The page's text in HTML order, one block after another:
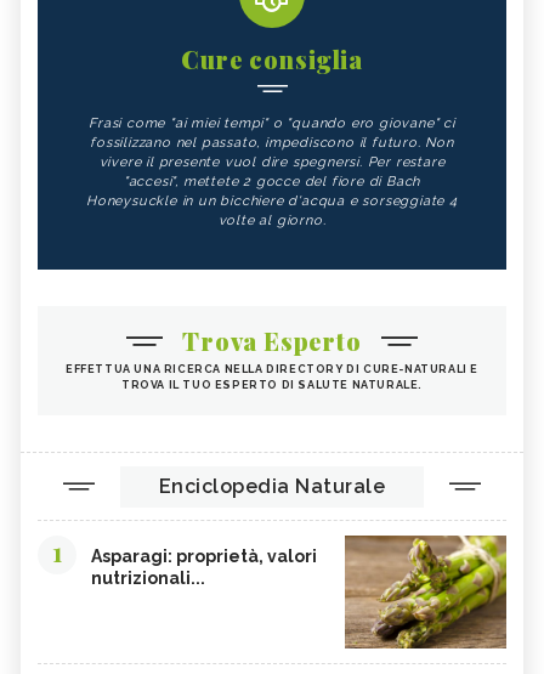
Cure consiglia
Frasi come "ai miei tempi" o "quando ero giovane" ci
fossilizzano nel passato, impediscono il futuro. Non
vivere il presente vuol dire spegnersi. Per restare
"accesi", mettete 2 gocce del fiore di Bach
Honeysuckle in un bicchiere d'acqua e sorseggiate 4
volte al giorno.
Trova Esperto
EFFETTUA UNA RICERCA NELLA DIRECTORY DI CURE-NATURALI E
TROVA IL TUO ESPERTO DI SALUTE NATURALE.
Enciclopedia Naturale
1
Asparagi: proprietà, valori
nutrizionali...